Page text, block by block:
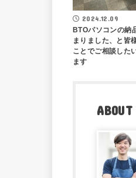
2024.12.09
BTOパソコンの納
まりました、と皆
ことでご相談した
ます